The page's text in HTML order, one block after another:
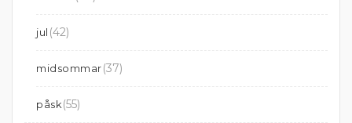
jul (42)
midsommar(37)
påsk(55)